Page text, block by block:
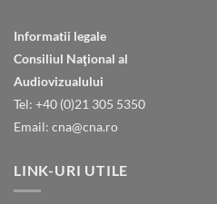
Informatii legale
Consiliul Naţional al
Audiovizualului
Tel: +40 (0)21 305 5350
Email: cna@cna.ro
LINK-URI UTILE